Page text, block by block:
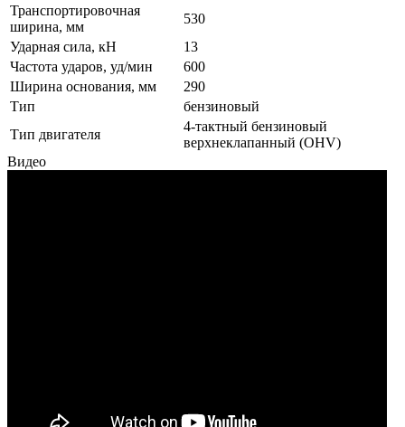
Транспортировочная
ширина, мм
530
Ударная сила, кН
13
Частота ударов, уд/мин
600
Ширина основания, мм
290
Тип
бензиновый
Тип двигателя
4-тактный бензиновый
верхнеклапанный (OHV)
Видео